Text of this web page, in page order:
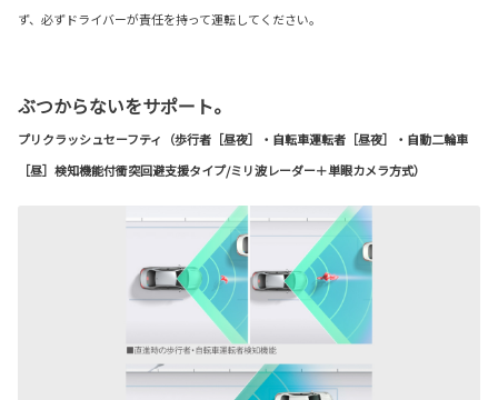
ず、必ずドライバーが責任を持って運転してください。
ぶつからないをサポート。
プリクラッシュセーフティ（歩行者［昼夜］・自転車運転者［昼夜］・自動二輪車
［昼］検知機能付衝突回避支援タイプ/ミリ波レーダー＋単眼カメラ方式）